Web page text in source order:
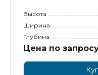
Высота
Ширина
Глубина
Цена по